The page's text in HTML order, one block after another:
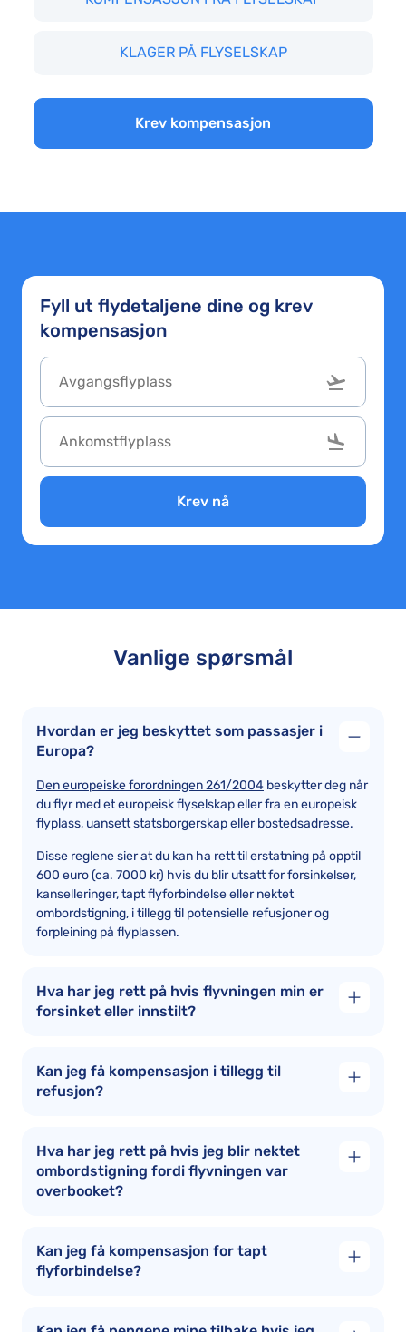
KLAGER PÅ FLYSELSKAP
Krev kompensasjon
Fyll ut flydetaljene dine og krev
kompensasjon
Krev nå
Vanlige spørsmål
Hvordan er jeg beskyttet som passasjer i
Europa?
Den europeiske forordningen 261/2004 beskytter deg når
du flyr med et europeisk flyselskap eller fra en europeisk
flyplass, uansett statsborgerskap eller bostedsadresse.
Disse reglene sier at du kan ha rett til erstatning på opptil
600 euro (ca. 7000 kr) hvis du blir utsatt for forsinkelser,
kanselleringer, tapt flyforbindelse eller nektet
ombordstigning, i tillegg til potensielle refusjoner og
forpleining på flyplassen.
Hva har jeg rett på hvis flyvningen min er
forsinket eller innstilt?
Kan jeg få kompensasjon i tillegg til
refusjon?
Hva har jeg rett på hvis jeg blir nektet
ombordstigning fordi flyvningen var
overbooket?
Kan jeg få kompensasjon for tapt
flyforbindelse?